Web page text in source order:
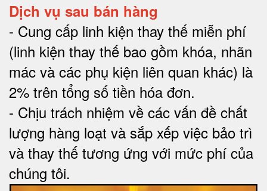
Dịch vụ sau bán hàng
- Cung cấp linh kiện thay thế miễn phí
(linh kiện thay thế bao gồm khóa, nhãn
mác và các phụ kiện liên quan khác) là
2% trên tổng số tiền hóa đơn.
- Chịu trách nhiệm về các vấn đề chất
lượng hàng loạt và sắp xếp việc bảo trì
và thay thế tương ứng với mức phí của
chúng tôi.